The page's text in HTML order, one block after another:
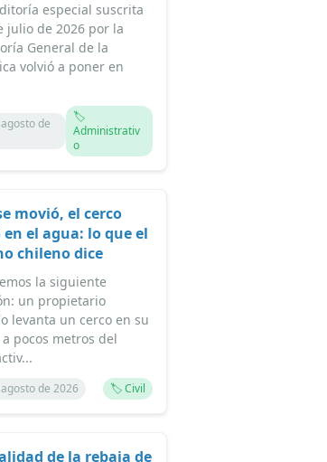
especial suscrita
julio de 2026 por la
General de la
volvió a poner en
de
🏷️
Administrativ
o
movió, el cerco
el agua: lo que el
chileno dice
la siguiente
un propietario
levanta un cerco en su
pocos metros del
de 2026 🏷️ Civil
de la rebaja de